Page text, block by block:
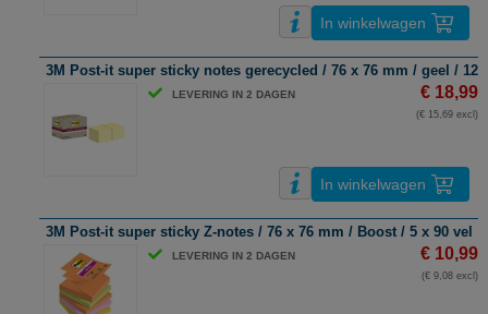
In winkelwagen
3M Post-it super sticky notes gerecycled / 76 x 76 mm / geel / 12
LEVERING IN 2 DAGEN € 18,99
(€ 15,69 excl)
In winkelwagen
3M Post-it super sticky Z-notes / 76 x 76 mm / Boost / 5 x 90 vel
LEVERING IN 2 DAGEN € 10,99
(€ 9,08 excl)